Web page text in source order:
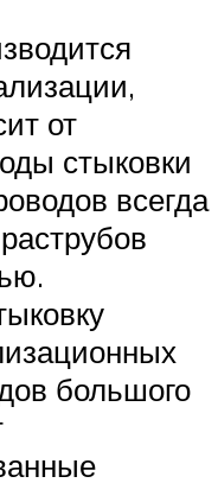
от
стыковки
всегда
большого